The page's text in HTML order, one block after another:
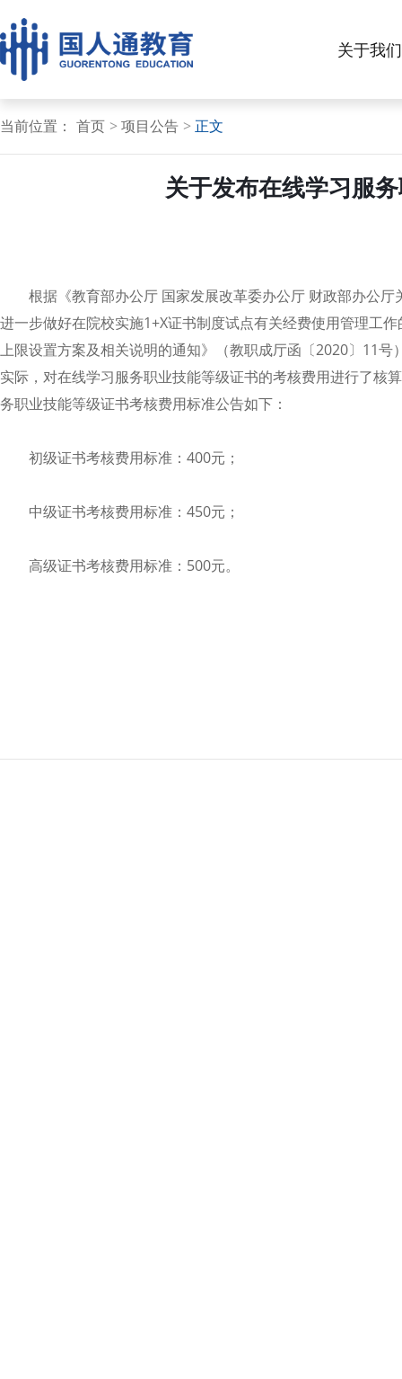
关于我们
当前位置： 首页 项目公告 正文
关于发布在线学习服
根据《教育部办公厅 国家发展改革委办公厅 财政部办公
进一步做好在院校实施1+X证书制度试点有关经费使用管理工
上限设置方案及相关说明的通知》（教职成厅函〔2020〕11
实际，对在线学习服务职业技能等级证书的考核费用进行了核
务职业技能等级证书考核费用标准公告如下：
初级证书考核费用标准：400元；
中级证书考核费用标准：450元；
高级证书考核费用标准：500元。